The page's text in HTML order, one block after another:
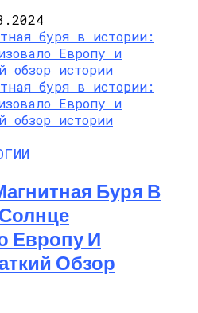
Буря В
Европу И
Обзор